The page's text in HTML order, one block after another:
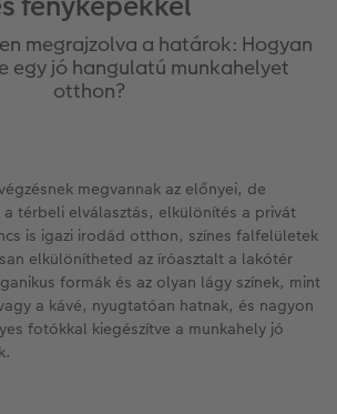
mintakönyvek
működik
myPhotos
Prints
normál
dobozok
nyomtatású alufotó
világa
Prints
naptárak
myPhotos
PHOTO AWARD FOTÓPÁLYÁZAT
tippek és trükkök
sztorik
ajándékötletek
szeretteinek
megrajzolva a határok: Hogyan
egy jó hangulatú munkahelyet
otthon?
megvannak az előnyei, de
a térbeli elválasztás, elkülönítés a privát
is igazi irodád otthon, színes falfelületek
elkülönítheted az íróasztalt a lakótér
formák és az olyan lágy színek, mint
a kávé, nyugtatóan hatnak, és nagyon
fotókkal kiegészítve a munkahely jó